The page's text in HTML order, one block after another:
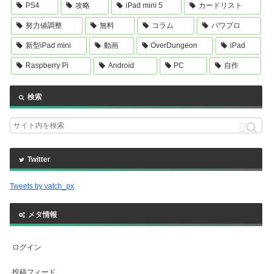
PS4 攻略 iPad mini 5 カードリスト
努力値調整 無料 コラム パワプロ
新型iPad mini 動画 OverDungeon iPad
Raspberry Pi Android PC 自作
検索
Twitter
Tweets by vatch_px
メタ情報
ログイン